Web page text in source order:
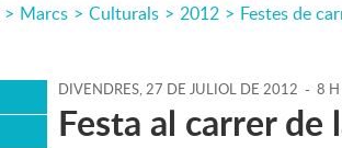
> Marcs > Culturals > 2012 > Festes de
DIVENDRES,27 DE JULIOL DE 2012 - 8 H
Festa al carrer de